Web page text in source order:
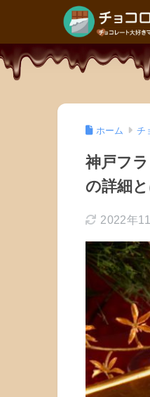
ホーム チ
神戸フ
の詳細
2022年